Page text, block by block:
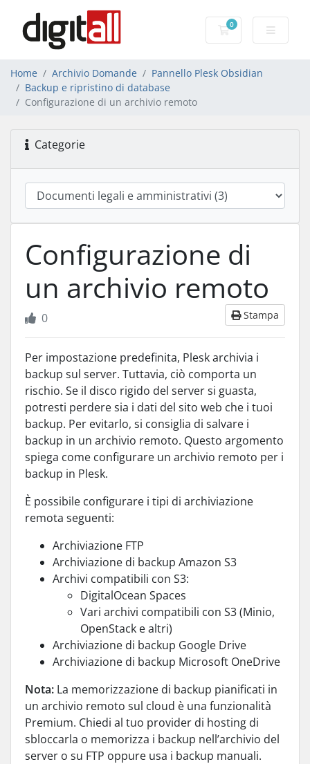
0
Carrello
Home Archivio Domande
Pannello Plesk Obsidian
Backup e ripristino di database
Configurazione di un archivio remoto
Categorie
Configurazione di
un archivio remoto
Stampa
0
Per impostazione predefinita, Plesk archivia i
backup sul server. Tuttavia, ciò comporta un
rischio. Se il disco rigido del server si guasta,
potresti perdere sia i dati del sito web che i tuoi
backup. Per evitarlo, si consiglia di salvare i
backup in un archivio remoto. Questo argomento
spiega come configurare un archivio remoto per i
backup in Plesk.
È possibile configurare i tipi di archiviazione
remota seguenti:
Archiviazione FTP
Archiviazione di backup Amazon S3
Archivi compatibili con S3:
DigitalOcean Spaces
Vari archivi compatibili con S3 (Minio,
OpenStack e altri)
Archiviazione di backup Google Drive
Archiviazione di backup Microsoft OneDrive
Nota: La memorizzazione di backup pianificati in
un archivio remoto sul cloud è una funzionalità
Premium. Chiedi al tuo provider di hosting di
sbloccarla o memorizza i backup nell’archivio del
server o su FTP oppure usa i backup manuali.